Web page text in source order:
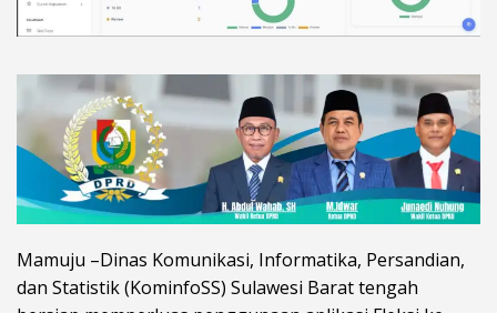
Mamuju –Dinas Komunikasi, Informatika, Persandian,
dan Statistik (KominfoSS) Sulawesi Barat tengah